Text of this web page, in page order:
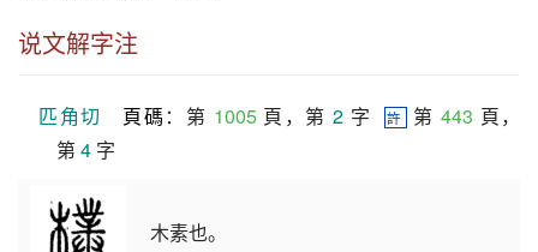
说文解字注
匹角切 頁碼 ：第 1005 頁，第 2 字 許 第 443 頁，
第 4 字
木素也。